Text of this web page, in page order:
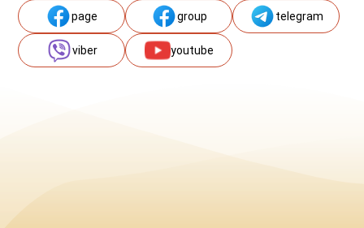
page group telegram
viber youtube